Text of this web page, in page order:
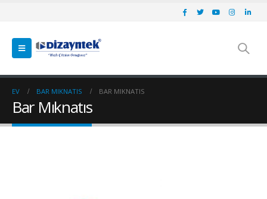
EV BAR MIKNATIS BAR MIKNATIS
Bar Mıknatıs